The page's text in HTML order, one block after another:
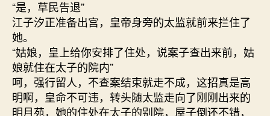
“是，草民告退”
江子汐正准备出宫，皇帝身旁的太监就前来拦住了
她。
“姑娘，皇上给你安排了住处，说案子查出来前，姑
娘就住在太子的院内”
呵，强行留人，不查案结束就走不成，这招真是高
明啊，皇命不可违，转头随太监走向了刚刚出来的
明月苑，她的住处在太子的别院，屋子倒还不错，